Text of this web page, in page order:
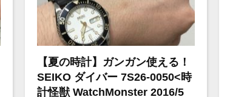
【夏の時計】ガンガン使える！
SEIKO ダイバー 7S26-0050<時
計怪獣 WatchMonster 2016/5